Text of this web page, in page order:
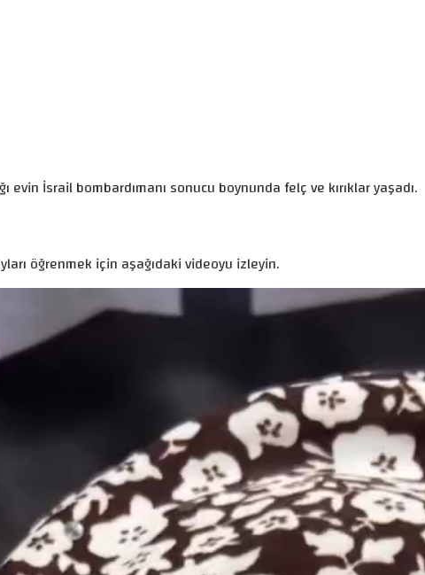
evin İsrail bombardımanı sonucu boynunda felç ve kırıklar yaşadı.
öğrenmek için aşağıdaki videoyu izleyin.